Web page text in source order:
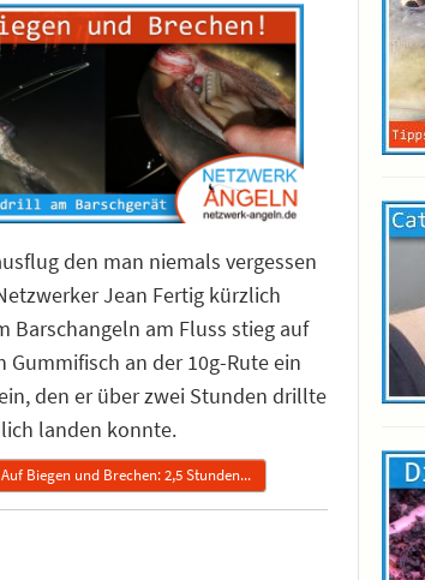
den man niemals vergessen
Jean Fertig kürzlich
Barschangeln am Fluss stieg auf
Gummifisch an der 10g-Rute ein
den er über zwei Stunden drillte
landen konnte.
Biegen und Brechen: 2,5 Stunden...